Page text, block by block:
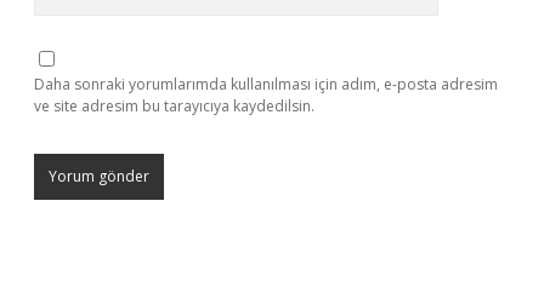
Daha sonraki yorumlarımda kullanılması için adım, e-posta adresim
ve site adresim bu tarayıcıya kaydedilsin.